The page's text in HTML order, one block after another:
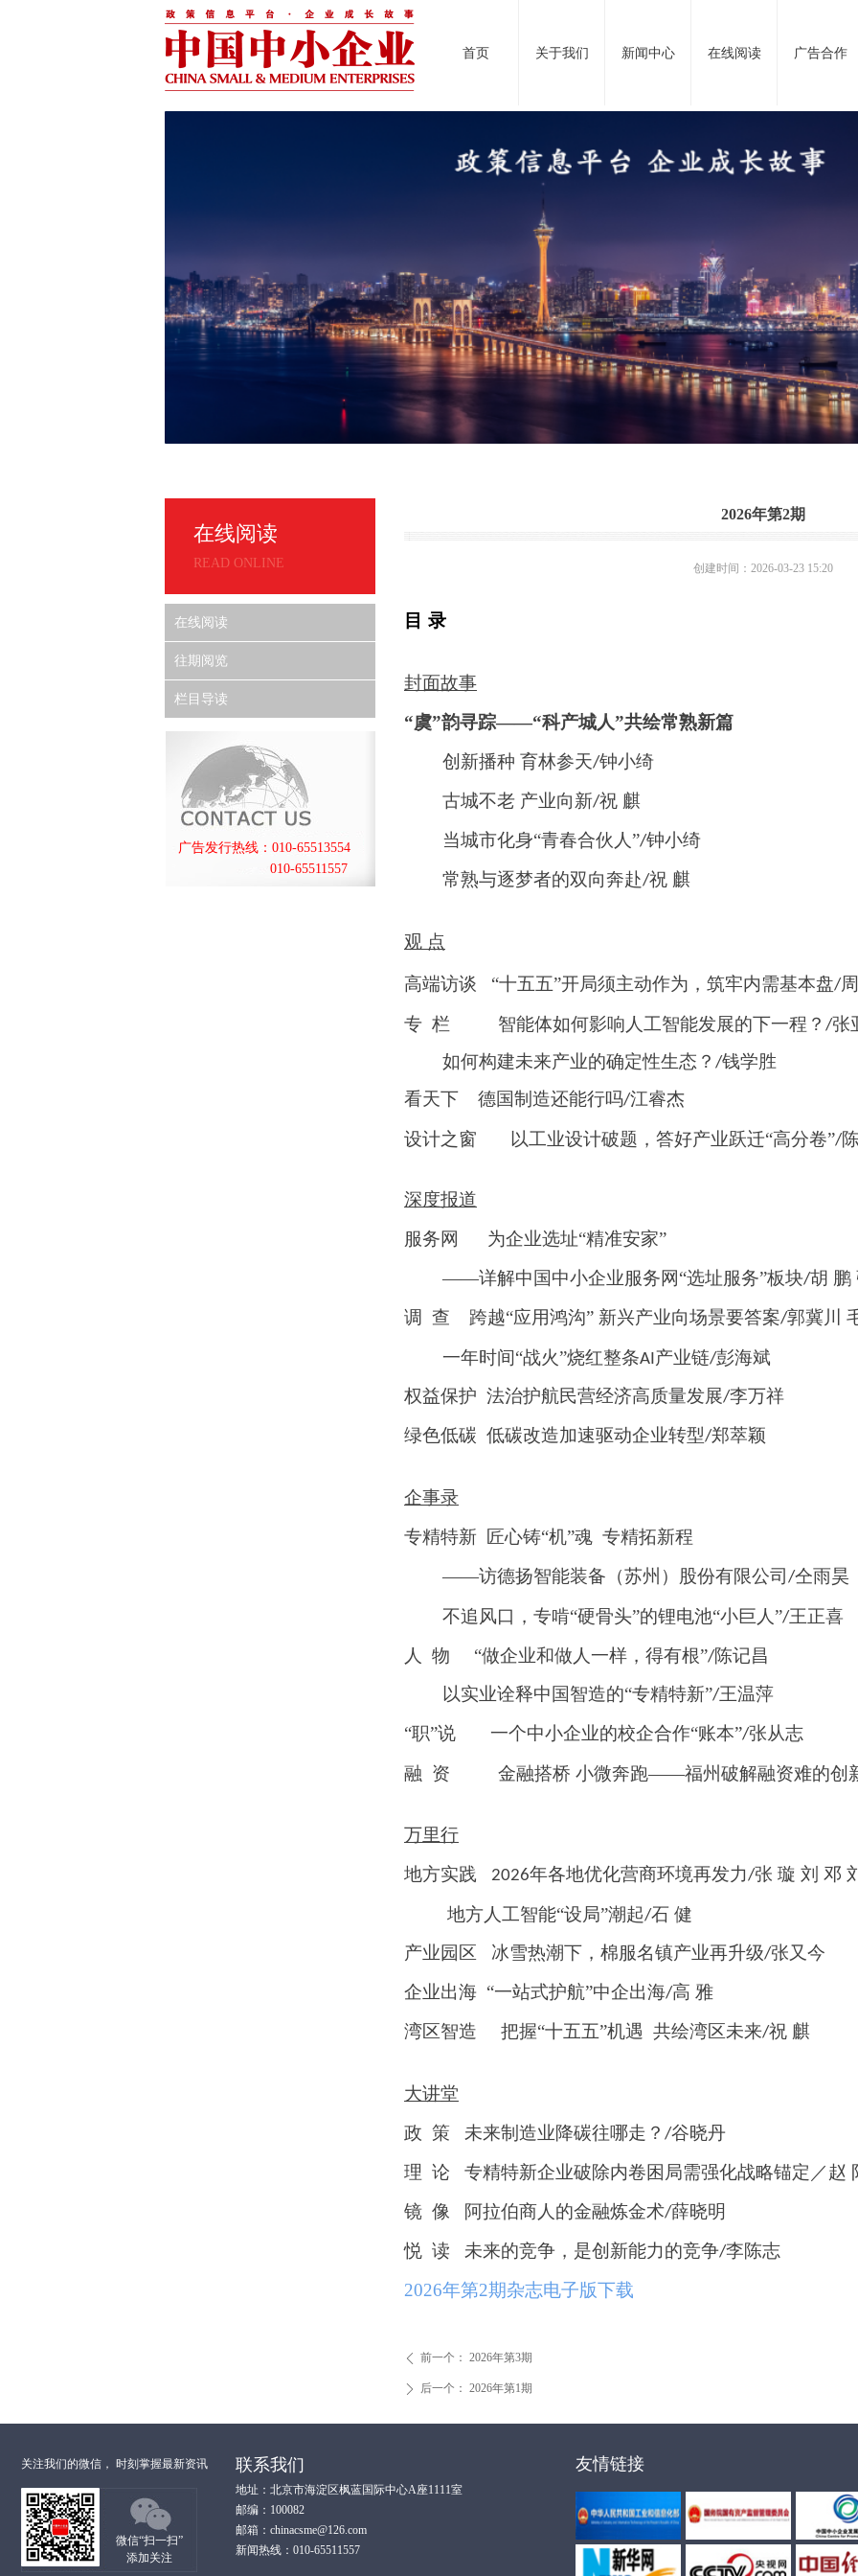
首页 关于我们 新闻中心 在线阅读 广告合作
在线阅读
READ ONLINE
广告发行热线：010-65513554
010-65511557
在线阅读
往期阅览
栏目导读
2026年第2期
创建时间： 2026-03-23 15:20
目 录
封面故事
“虞”韵寻踪——“科产城人”共绘常熟新篇
创新播种 育林参天/钟小绮
古城不老 产业向新/祝 麒
当城市化身“青春合伙人”/钟小绮
常熟与逐梦者的双向奔赴/祝 麒
观 点
高端访谈 “十五五”开局须主动作为，筑牢内需基本盘/
专 栏 智能体如何影响人工智能发展的下一程？ /张
如何构建未来产业的确定性生态？ /钱学胜
看天下
德国制造还能行吗/江睿杰
设计之窗
以工业设计破题，答好产业跃迁“高分卷”/
深度报道
服务网
为企业选址“精准安家”
——详解中国中小企业服务网“选址服务”板块/胡 鹏
调
查 跨越“应用鸿沟” 新兴产业向场景要答案/郭冀川
一年时间“战火”烧红整条AI产业链/彭海斌
权益保护 法治护航民营经济高质量发展/李万祥
绿色低碳 低碳改造加速驱动企业转型/郑萃颖
企事录
专精特新
匠心铸“机”魂 专精拓新程
——访德扬智能装备（苏州）股份有限公司 /仝雨昊
不追风口，专啃“硬骨头”的锂电池“小巨人”/王正喜
人
物 “做企业和做人一样，得有根”/陈记昌
以实业诠释中国智造的“专精特新”/王温萍
“职”说
一个中小企业的校企合作“账本”/张从志
融 资 金融搭桥 小微奔跑——福州破解融资难的创
万里行
地方实践
2026年各地优化营商环境再发力/张 璇 刘 邓
地方人工智能“设局”潮起/石 健
产业园区
冰雪热潮下，棉服名镇产业再升级/张又今
企业出海 “一站式护航”中企出海/高 雅
湾区智造
把握“十五五”机遇 共绘湾区未来/祝 麒
大讲堂
政 策 未来制造业降碳往哪走？ /谷晓丹
理 论 专精特新企业破除内卷困局需强化战略锚定／赵
镜 像 阿拉伯商人的金融炼金术/薛晓明
悦 读 未来的竞争，是创新能力的竞争/李陈志
2026年第2期杂志电子版下载
ꄴ 前一个： 2026年第3期
ꄲ 后一个： 2026年第1期
关注我们的微信， 时刻掌握最新资讯
微信“扫一扫”
添加关注
联系我们
地址：北京市海淀区枫蓝国际中心A座1111室
邮编：100082
邮箱：chinacsme@126.com
新闻热线：010-65511557
友情链接